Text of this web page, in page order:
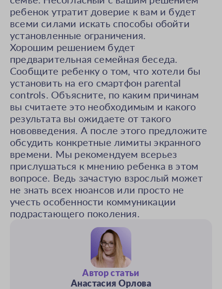
ребенок утратит доверие к вам и будет
всеми силами искать способы обойти
установленные ограничения.
Хорошим решением будет
предварительная семейная беседа.
Сообщите ребенку о том, что хотели бы
установить на его смартфон parental
controls. Объясните, по каким причинам
вы считаете это необходимым и какого
результата вы ожидаете от такого
нововведения. А после этого предложите
обсудить конкретные лимиты экранного
времени. Мы рекомендуем всерьез
прислушаться к мнению ребенка в этом
вопросе. Ведь зачастую взрослый может
не знать всех нюансов или просто не
учесть особенности коммуникации
подрастающего поколения.
Автор статьи
Анастасия Орлова